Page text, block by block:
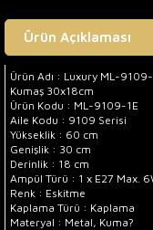
Ürün Açıklaması
Ürün Adı : Luxury ML-
Kumaş 30x18cm
Ürün Kodu : ML-9109-1E
Aile Kodu : 9109 Serisi
Yükseklik : 60 cm
Genişlik : 30 cm
Derinlik : 18 cm
Ampül Türü : 1 x E27 Max.
Renk : Eskitme
Kaplama Türü : Kaplama
Materyal : Metal, Kuma?